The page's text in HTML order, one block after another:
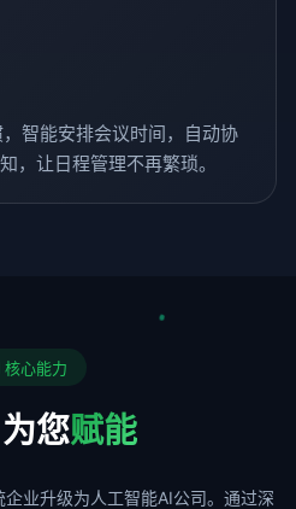
智能安排会议时间，自动协
，让日程管理不再繁琐。
核心能力
您赋能
业升级为人工智能AI公司。通过深